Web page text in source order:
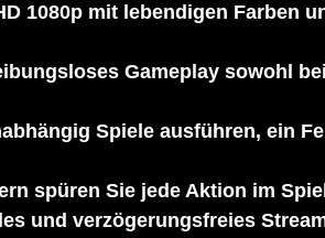
1080p mit lebendigen Farben
Gameplay sowohl
Spiele ausführen, ein
spüren Sie jede Aktion im
und verzögerungsfreies